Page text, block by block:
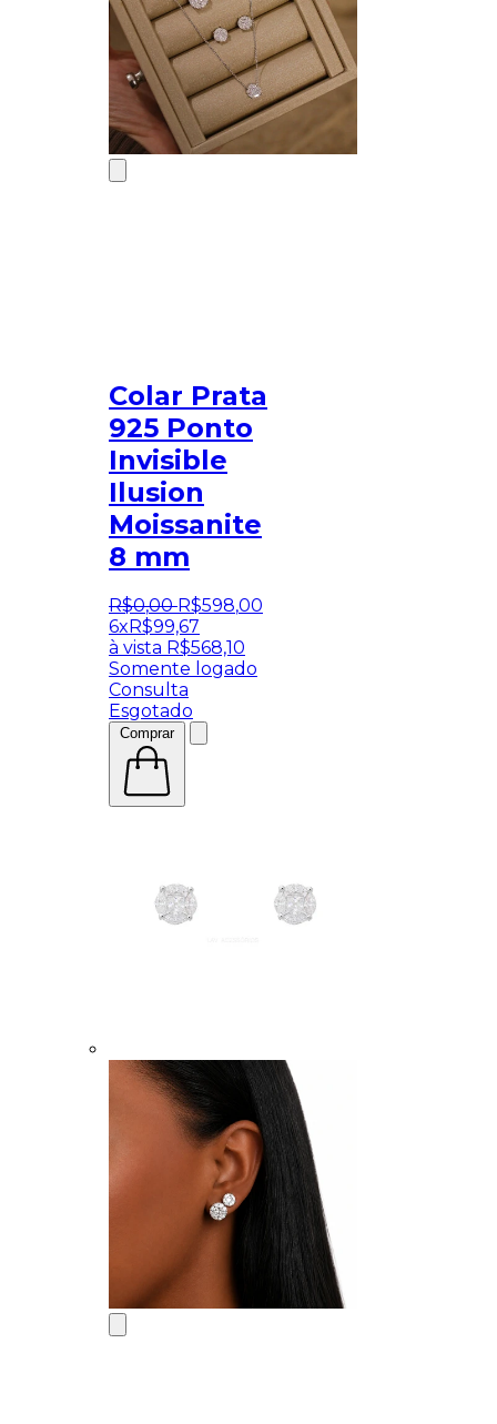
Colar Prata
925 Ponto
Invisible
Ilusion
Moissanite
8 mm
R$0,00 R$598,00
6xR$99,67
à vista R$568,10
Somente logado
Consulta
Esgotado
Comprar